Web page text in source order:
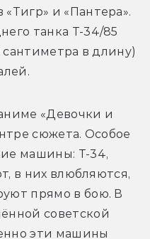
и «Пантера».
танка Т-34/85
сантиметра в длину)
«Девочки и
сюжета. Особое
машины: Т-34,
в них влюбляются,
прямо в бою. В
советской
эти машины